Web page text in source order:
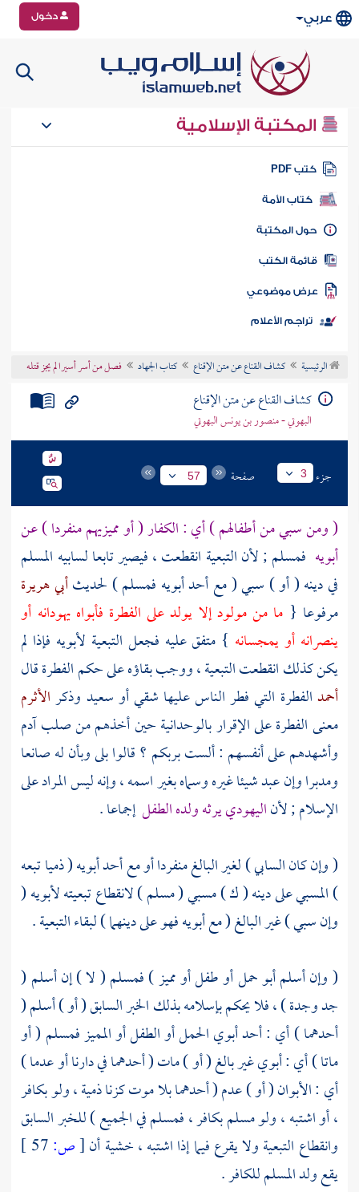
عربي دخول
المكتبة الإسلامية
كتب PDF
كتاب الأمة
المكتبة
الكتب
موضوعي
تراجم الأعلام
الرئيسية كشاف القناع عن متن الإقناع كتاب الجهاد فصل من أسر أسيرا لم يجز قتله
كشاف القناع عن متن الإقناع
البهوتي - منصور بن يونس البهوتي
جزء 3 صفحة 57
( ومن سبي من أطفالهم ) أي : الكفار ( أو مميزيهم منفردا ) عن
أبويه فمسلم ; لأن التبعية انقطعت ، فيصير تابعا لسابيه المسلم
في دينه ( أو ) سبي ( مع أحد أبويه فمسلم ) لحديثأبي هريرة
مرفوعا { ما من مولود إلا يولد على الفطرة فأبواه يهودانه أو
ينصرانه أو يمجسانه } متفق عليه فجعل التبعية لأبويه فإذا لم
يكن كذلك انقطعت التبعية ، ووجب بقاؤه على حكم الفطرة قال
أحمدالفطرة التي فطر الناس عليها شقي أو سعيد وذكرالأثرم
معنى الفطرة على الإقرار بالوحدانية حين أخذهم من صلبآدم
وأشهدهم على أنفسهم : ألست بربكم ؟ قالوا بلى وبأن له صانعا
ومدبرا وإن عبد شيئا غيره وسماه بغير اسمه ، وإنه ليس المراد على
الإسلام ; لأناليهودي يرثه ولده الطفلإجماعا .
( وإن كان السابي ) لغير البالغ منفردا أو مع أحد أبويه ( ذميا تبعه
) المسبي على دينه ( ك ) مسبي ( مسلم ) لانقطاع تبعيته لأبويه (
وإن سبي ) غير البالغ ( مع أبويه فهو على دينهما ) لبقاء التبعية .
( وإن أسلم أبو حمل أو طفل أو مميز ) فمسلم ( لا ) إن أسلم (
جد وجدة ) ، فلا يحكم بإسلامه بذلك الخبر السابق ( أو ) أسلم (
أحدهما ) أي : أحد أبوي الحمل أو الطفل أو المميز فمسلم ( أو
ماتا ) أي : أبوي غير بالغ ( أو ) مات ( أحدهما في دارنا أو عدما )
أي : الأبوان ( أو ) عدم ( أحدهما بلا موت كزنا ذمية ، ولو بكافر
، أو اشتبه ، ولو مسلم بكافر ، فمسلم في الجميع ) للخبر السابق
وانقطاع التبعية ولا يقرع فيما إذا اشتبه ، خشية أن[ص:
يقع ولد المسلم للكافر .